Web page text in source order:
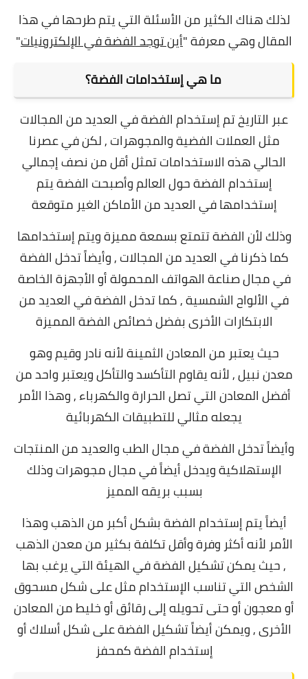
لذلك هناك الكثير من الأسئلة التي يتم طرحها في هذا
المقال وهي معرفة "أين توجد الفضة في الإلكترونيات"
ما هي إستخدامات الفضة؟
عبر التاريخ تم إستخدام الفضة في العديد من المجالات
مثل العملات الفضية والمجوهرات , لكن في عصرنا
الحالي هذه الاستخدامات تمثل أقل من نصف إجمالي
إستخدام الفضة حول العالم وأصبحت الفضة يتم
إستخدامها في العديد من الأماكن الغير متوقعة
وذلك لأن الفضة تتمتع بسمعة مميزة ويتم إستخدامها
كما ذكرنا في العديد من المجالات , وأيضاً تدخل الفضة
في مجال صناعة الهواتف المحمولة أو الأجهزة الخاصة
في الألواح الشمسية , كما تدخل الفضة في العديد من
الابتكارات الأخرى بفضل خصائص الفضة المميزة
حيث يعتبر من المعادن الثمينة لأنه نادر وقيم وهو
معدن نبيل , لأنه يقاوم التأكسد والتأكل ويعتبر واحد من
أفضل المعادن التي تصل الحرارة والكهرباء , وهذا الأمر
يجعله مثالي للتطبيقات الكهربائية
وأيضاً تدخل الفضة في مجال الطب والعديد من المنتجات
الإستهلاكية ويدخل أيضاً في مجال مجوهرات وذلك
بسبب بريقه المميز
أيضاً يتم إستخدام الفضة بشكل أكبر من الذهب وهذا
الأمر لأنه أكثر وفرة وأقل تكلفة بكثير من معدن الذهب
, حيث يمكن تشكيل الفضة في الهيئة التي يرغب بها
الشخص التي تناسب الإستخدام مثل على شكل مسحوق
أو معجون أو حتى تحويله إلى رقائق أو خليط من المعادن
الأخرى , ويمكن أيضاً تشكيل الفضة على شكل أسلاك أو
إستخدام الفضة كمحفز